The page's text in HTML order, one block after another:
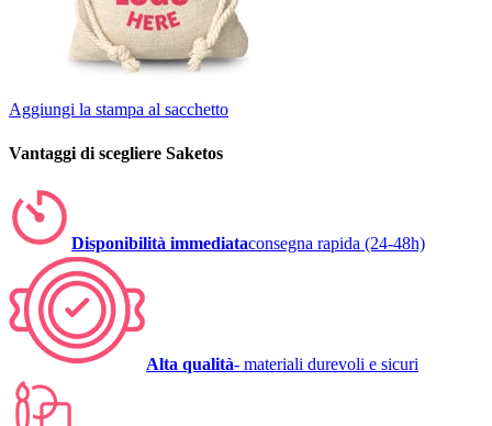
Aggiungi la stampa al sacchetto
Vantaggi di scegliere Saketos
Disponibilità immediataconsegna rapida (24-48h)
Alta qualità- materiali durevoli e sicuri